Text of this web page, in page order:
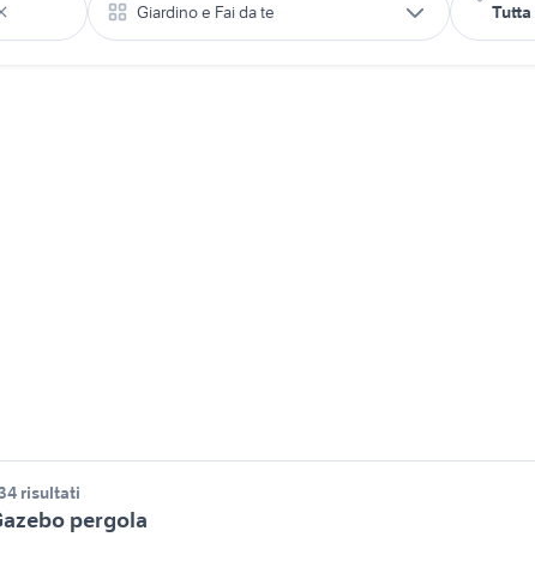
Giardino e Fai da te
risultati
pergola